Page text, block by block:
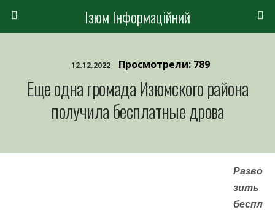
Ізюм Інформаційний
12.12.2022 Просмотрели: 789
Еще одна громада Изюмского района
получила бесплатные дрова
Разво
зить
беспл